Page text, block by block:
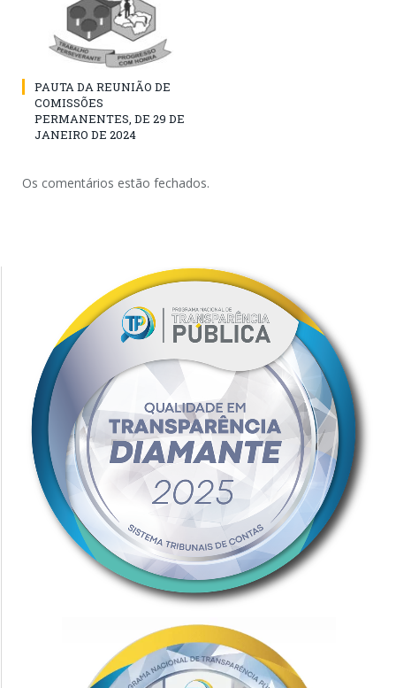
PAUTA DA REUNIÃO DE
COMISSÕES
PERMANENTES, DE 29 DE
JANEIRO DE 2024
Os comentários estão fechados.